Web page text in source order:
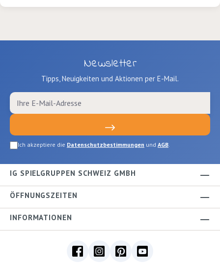
Newsletter
Tipps, Neuigkeiten und Aktionen per E-Mail.
Ich akzeptiere die Datenschutzbestimmungen und AGB.
IG SPIELGRUPPEN SCHWEIZ GMBH
ÖFFNUNGSZEITEN
INFORMATIONEN